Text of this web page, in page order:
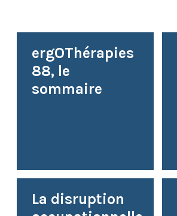
ergOThérapies
88, le
sommaire
La disruption